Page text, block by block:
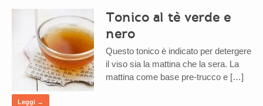
Tonico al tè verde e
nero
Questo tonico è indicato per detergere
il viso sia la mattina che la sera. La
mattina come base pre-trucco e […]
Leggi →